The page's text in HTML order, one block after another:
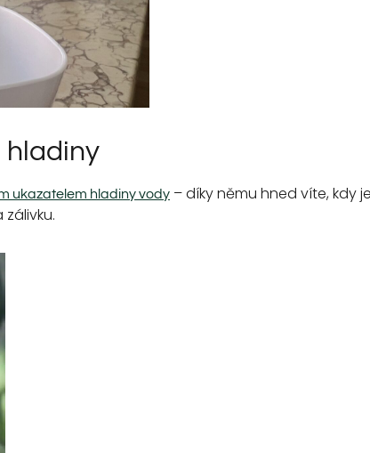
hladiny
ukazatelem hladiny vody – díky němu hned víte, kdy